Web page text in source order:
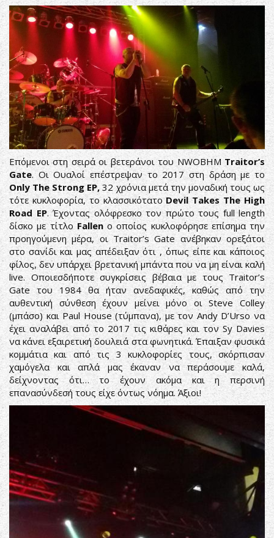
Επόμενοι στη σειρά οι βετεράνοι του NWOBHM Traitor’s
Gate. Οι Ουαλοί επέστρεψαν το 2017 στη δράση με το
Only The Strong EP, 32 χρόνια μετά την μοναδική τους ως
τότε κυκλοφορία, το κλασσικότατοDevil Takes The High
Road EP. Έχοντας ολόφρεσκο τον πρώτο τους full length
δίσκο με τίτλο Fallen ο οποίος κυκλοφόρησε επίσημα την
προηγούμενη μέρα, οι Traitor’s Gate ανέβηκαν ορεξάτοι
στο σανίδι και μας απέδειξαν ότι , όπως είπε και κάποιος
φίλος, δεν υπάρχει βρετανική μπάντα που να μη είναι καλή
live. Οποιεσδήποτε συγκρίσεις βέβαια με τους Traitor’s
Gate του 1984 θα ήταν ανεδαφικές, καθώς από την
αυθεντική σύνθεση έχουν μείνει μόνο οι Steve Colley
(μπάσο) και Paul House (τύμπανα), με τον Andy D’Urso να
έχει αναλάβει από το 2017 τις κιθάρες και τον Sy Davies
να κάνει εξαιρετική δουλειά στα φωνητικά. Έπαιξαν φυσικά
κομμάτια και από τις 3 κυκλοφορίες τους, σκόρπισαν
χαμόγελα και απλά μας έκαναν να περάσουμε καλά,
δείχνοντας ότι… το έχουν ακόμα και η περσινή
επανασύνδεσή τους είχε όντως νόημα. Άξιοι!